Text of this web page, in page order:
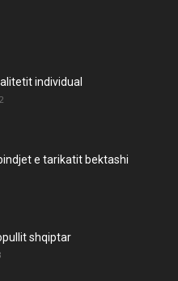
individual
e tarikatit bektashi
shqiptar